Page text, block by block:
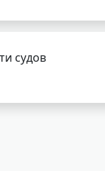
судов